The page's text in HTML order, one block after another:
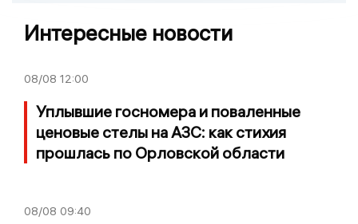
Интересные новости
08/08 12:00
Уплывшие госномера и поваленные
ценовые стелы на АЗС: как стихия
прошлась по Орловской области
08/08 09:40